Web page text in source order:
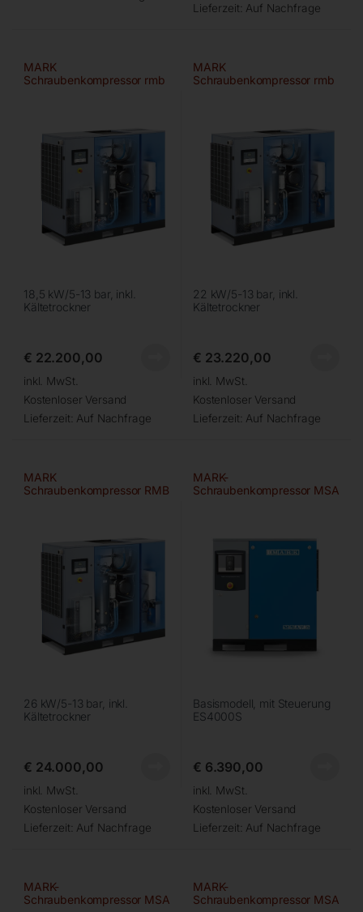
Lieferzeit: Auf Nachfrage
MARK
Schraubenkompressor rmb
18,5 kW/5-13 bar, inkl.
Kältetrockner
€ 22.200,00
inkl. MwSt.
Kostenloser Versand
Lieferzeit: Auf Nachfrage
MARK
Schraubenkompressor rmb
22 kW/5-13 bar, inkl.
Kältetrockner
€ 23.220,00
inkl. MwSt.
Kostenloser Versand
Lieferzeit: Auf Nachfrage
MARK
Schraubenkompressor RMB
26 kW/5-13 bar, inkl.
Kältetrockner
€ 24.000,00
inkl. MwSt.
Kostenloser Versand
Lieferzeit: Auf Nachfrage
MARK-
Schraubenkompressor MSA
Basismodell, mit Steuerung
ES4000S
€ 6.390,00
inkl. MwSt.
Kostenloser Versand
Lieferzeit: Auf Nachfrage
MARK-
Schraubenkompressor MSA
MARK-
Schraubenkompressor MSA